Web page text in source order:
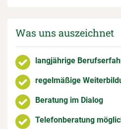
Was uns auszeichnet
langjährige
regelmäßige
Beratung im Dialog
Telefonberatung